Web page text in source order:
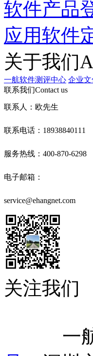
软件产品
应用软件
关于我们
一航软件测评中心 企业文
联系我们Contact us
联系人：欧先生
联系电话：18938840111
服务热线：400-870-6298
电子邮箱：
service@ehangnet.com
关注我们